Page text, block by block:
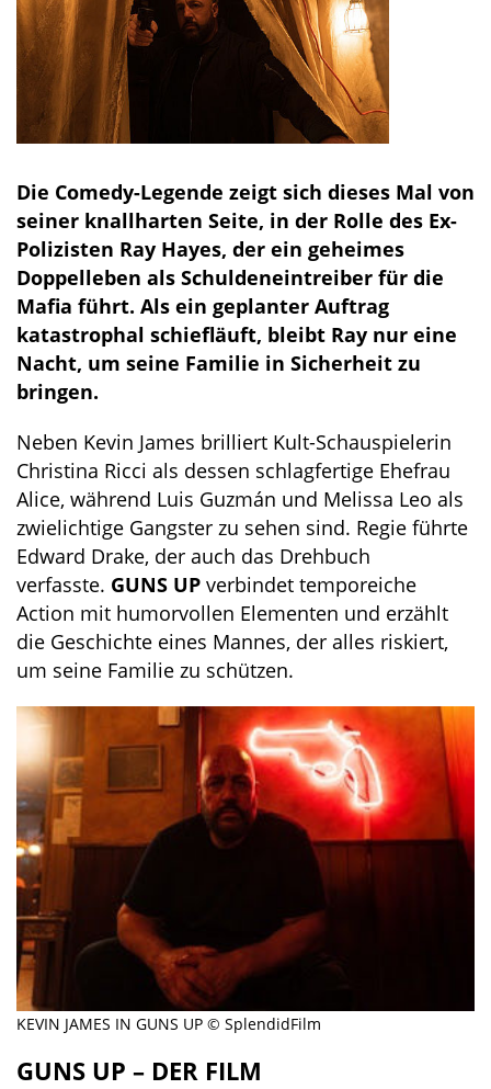
Die Comedy-Legende zeigt sich dieses Mal von
seiner knallharten Seite, in der Rolle des Ex-
Polizisten Ray Hayes, der ein geheimes
Doppelleben als Schuldeneintreiber für die
Mafia führt. Als ein geplanter Auftrag
katastrophal schiefläuft, bleibt Ray nur eine
Nacht, um seine Familie in Sicherheit zu
bringen.
Neben Kevin James brilliert Kult-Schauspielerin
Christina Ricci als dessen schlagfertige Ehefrau
Alice, während Luis Guzmán und Melissa Leo als
zwielichtige Gangster zu sehen sind. Regie führte
Edward Drake, der auch das Drehbuch
verfasste. GUNS UP verbindet temporeiche
Action mit humorvollen Elementen und erzählt
die Geschichte eines Mannes, der alles riskiert,
um seine Familie zu schützen.
KEVIN JAMES IN GUNS UP © SplendidFilm
GUNS UP – DER FILM